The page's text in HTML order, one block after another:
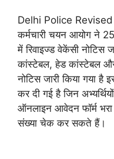
Delhi Police
कर्मचारी चयन आयोग ने
में रिवाइज्ड वेकेंसी नोटिस
कांस्टेबल, हेड कांस्टेबल और
नोटिस जारी किया गया है
कर दी गई है जिन
ऑनलाइन आवेदन फॉर्म
संख्या चेक कर सकते हैं।